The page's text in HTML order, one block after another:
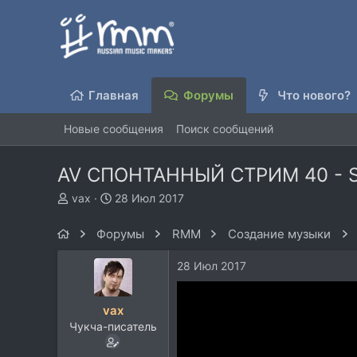
Главная Форумы Что нового?
Новые сообщения Поиск сообщений
AV СПОНТАННЫЙ СТРИМ 40 -
А
vax
Д
а
н
а
ч
л
а
28 Июл 2017
Форумы RMM Создание музыки
vax
Чукча-писатель
28 Июл 2017